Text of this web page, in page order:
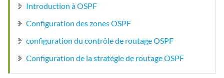
Introduction à OSPF
Configuration des zones OSPF
configuration du contrôle de routage OSPF
Configuration de la stratégie de routage OSPF